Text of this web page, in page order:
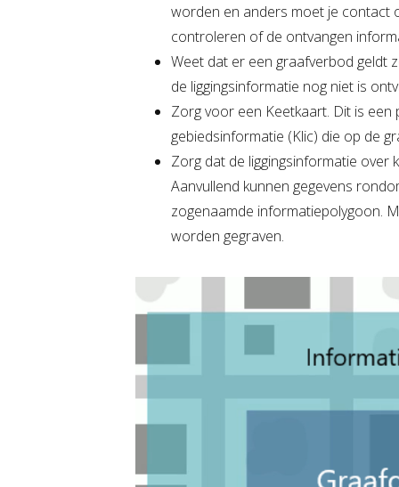
worden en anders moet je contact
controleren of de ontvangen
Weet dat er een graafverbod geldt
de liggingsinformatie nog niet is
Zorg voor een Keetkaart. Dit is
gebiedsinformatie (Klic) die op de
Zorg dat de liggingsinformatie over
Aanvullend kunnen gegevens
zogenaamde informatiepolygoon.
worden gegraven.